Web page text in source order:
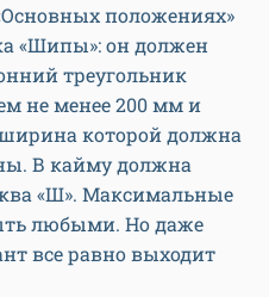
положениях»
«Шипы»: он должен
треугольник
не менее 200 мм и
которой должна
В кайму должна
«Ш». Максимальные
любыми. Но даже
все равно выходит